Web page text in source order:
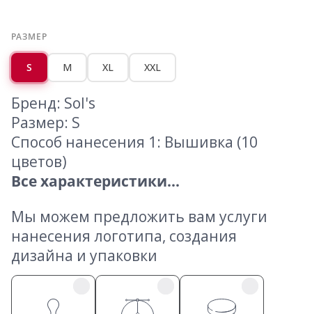
РАЗМЕР
S M XL XXL
Бренд: Sol's
Размер: S
Способ нанесения 1: Вышивка (10
цветов)
Все характеристики...
Мы можем предложить вам услуги
нанесения логотипа, создания
дизайна и упаковки